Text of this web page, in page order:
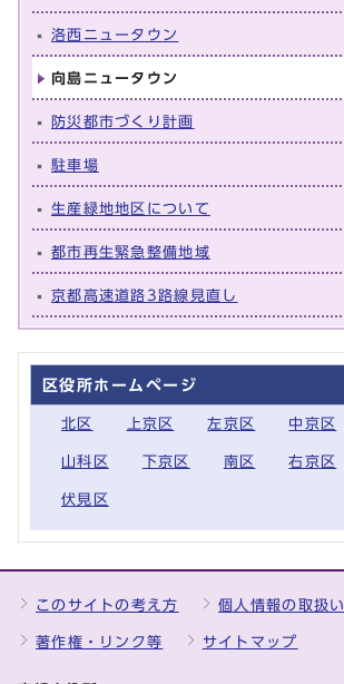
洛西ニュータウン
向島ニュータウン
防災都市づくり計画
駐車場
生産緑地地区について
都市再生緊急整備地域
京都高速道路3路線見直し
区役所ホームページ
北区 上京区 左京区 中京区
山科区 下京区 南区 右京区
伏見区
このサイトの考え方 個人情報の取扱い
著作権・リンク等 サイトマップ